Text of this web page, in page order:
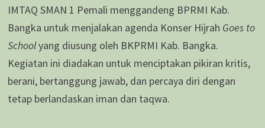
IMTAQ SMAN 1 Pemali menggandeng BPRMI Kab.
Bangka untuk menjalakan agenda Konser Hijrah Goes to
Schoolyang diusung oleh BKPRMI Kab. Bangka.
Kegiatan ini diadakan untuk menciptakan pikiran kritis,
berani, bertanggung jawab, dan percaya diri dengan
tetap berlandaskan iman dan taqwa.